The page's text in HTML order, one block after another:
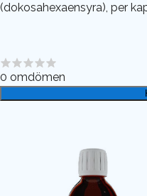
(dokosahexaensyra), per
0 omdömen